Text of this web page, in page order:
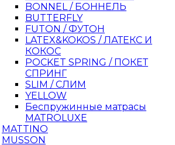
BONNEL / БОННЕЛЬ
BUTTERFLY
FUTON / ФУТОН
LATEX&KOKOS / ЛАТЕКС И
КОКОС
POCKET SPRING / ПОКЕТ
СПРИНГ
SLIM / СЛИМ
YELLOW
Беспружинные матрасы
MATROLUXE
MATTINO
MUSSON